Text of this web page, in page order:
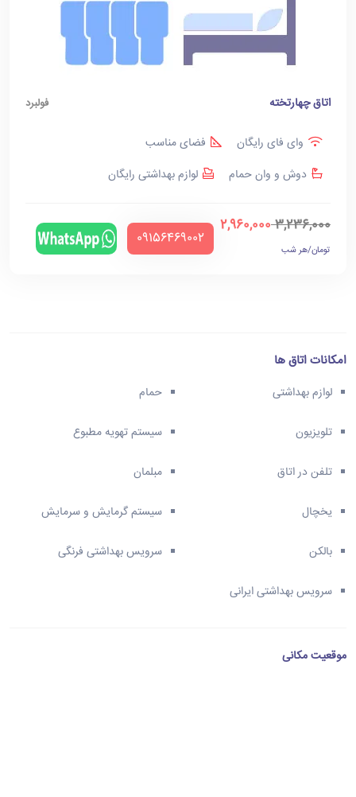
اتاق چهارتخته فولبرد
وای فای رایگان
فضای مناسب
دوش و وان حمام
لوازم بهداشتی رایگان
3,236,000
2,960,000
تومان/هر شب
‪09156469002‬
امکانات اتاق ها
لوازم بهداشتی حمام
تلویزیون سیستم تهویه مطبوع
تلفن در اتاق مبلمان
یخچال سیستم گرمایش و سرمایش
بالکن سرویس بهداشتی فرنگی
سرویس بهداشتی ایرانی
موقعیت مکانی